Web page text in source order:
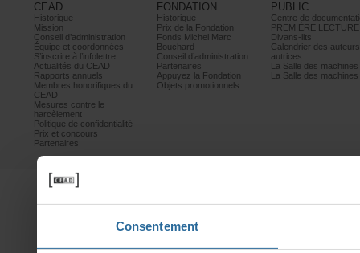
Consentement
CEAD
Historique
Mission
Conseild’administration
Équipeetcoordonnées
S’inscrireàl’infolettre
ActualitésduCEAD
Rapportsannuels
Membreshonorifiquesdu
CEAD
Mesurescontrele
harcèlement
Politiquedeconfidentialité
Prixetconcours
Partenaires
FONDATION
Historique
PrixdelaFondation
FondsMichelMarc
Bouchard
Conseild’administration
Partenaires
AppuyezlaFondation
Objetspromotionnels
PUBLIC
PREMIÈRELECTURE
Divans-lits
autrices